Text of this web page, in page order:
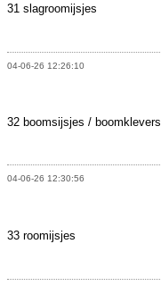
31 slagroomijsjes
04-06-26 12:26:10
32 boomsijsjes / boomklevers
04-06-26 12:30:56
33 roomijsjes